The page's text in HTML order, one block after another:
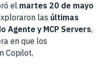
el martes 20 de mayo
las últimas
Agente y MCP Servers,
en que los
Copilot,